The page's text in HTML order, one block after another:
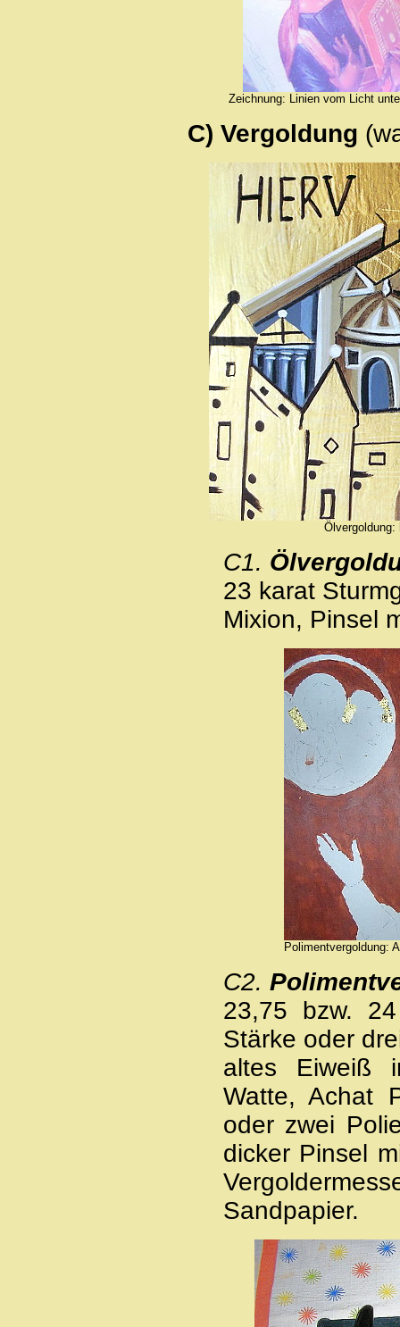
Zeichnung: Linien vom Licht
C) Vergoldung
Ölvergoldung:
C1.
23 karat
Mixion, Pinsel
Polimentvergoldung:
C2.
23,75 bzw.
Stärke oder
altes Eiweiß
Watte, Achat
oder zwei
dicker Pinsel
Sandpapier.